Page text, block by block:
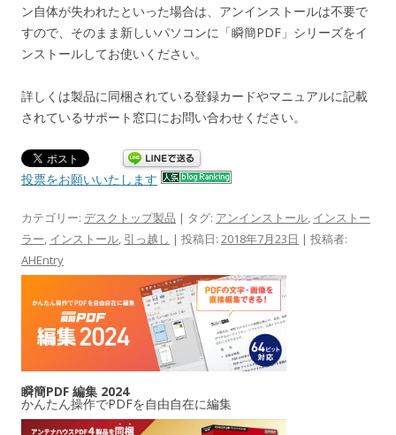
ン自体が失われたといった場合は、アンインストールは不要で
すので、そのまま新しいパソコンに「瞬簡PDF」シリーズをイ
ンストールしてお使いください。
詳しくは製品に同梱されている登録カードやマニュアルに記載
されているサポート窓口にお問い合わせください。
投票をお願いいたします
カテゴリー: デスクトップ製品 | タグ: アンインストール, インストー
ラー, インストール, 引っ越し | 投稿日: 2018年7月23日 | 投稿者:
AHEntry
瞬簡PDF 編集 2024
かんたん操作でPDFを自由自在に編集